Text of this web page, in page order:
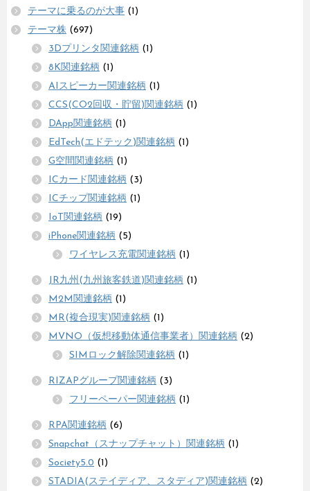
テーマに乗るのが大事 (1)
テーマ株 (697)
3Dプリンタ関連銘柄 (1)
8K関連銘柄 (1)
AIスピーカー関連銘柄 (1)
CCS(CO2回収・貯留)関連銘柄 (1)
DApp関連銘柄 (1)
EdTech(エドテック)関連銘柄 (1)
G空間関連銘柄 (1)
ICカード関連銘柄 (3)
ICチップ関連銘柄 (1)
IoT関連銘柄 (19)
iPhone関連銘柄 (5)
ワイヤレス充電関連銘柄 (1)
JR九州(九州旅客鉄道)関連銘柄 (1)
M2M関連銘柄 (1)
MR(複合現実)関連銘柄 (1)
MVNO（仮想移動体通信事業者）関連銘柄 (2)
SIMロック解除関連銘柄 (1)
RIZAPグループ関連銘柄 (3)
フリーペーパー関連銘柄 (1)
RPA関連銘柄 (6)
Snapchat（スナップチャット）関連銘柄 (1)
Society5.0 (1)
STADIA(ステイディア、スタディア)関連銘柄 (2)